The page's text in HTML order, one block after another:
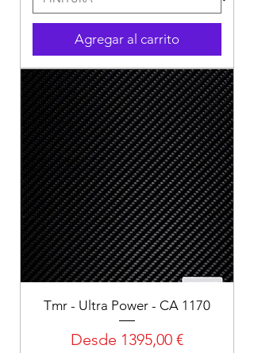
Agregar al carrito
Tmr - Ultra Power - CA 1170
Desde 1395,00 €
Precio de oferta